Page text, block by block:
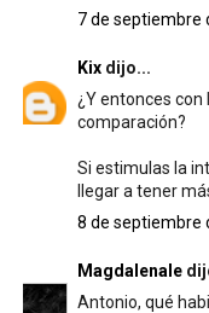
7 de septiembre
Kixdijo...
¿Y entonces
comparación?
Si estimulas la
llegar a tener
8 de septiembre
Magdalenale
Antonio, qué